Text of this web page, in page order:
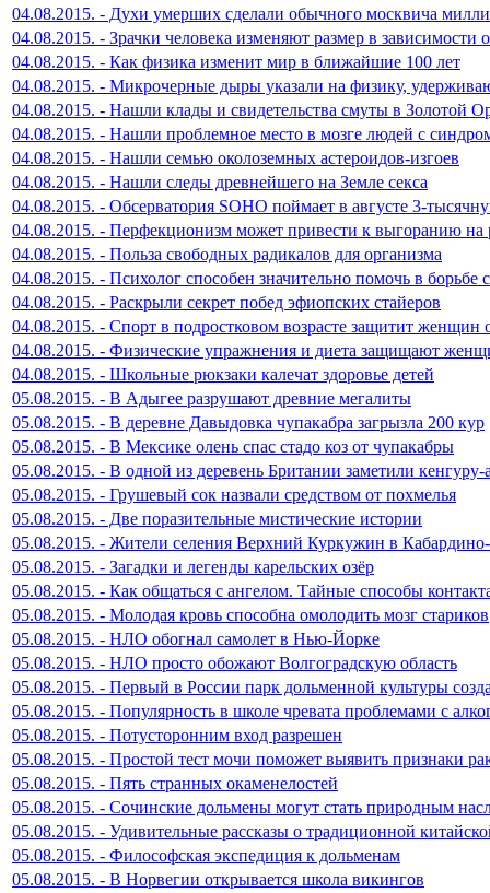
04.08.2015. - Духи умерших сделали обычного москвича
04.08.2015. - Зрачки человека изменяют размер в зависимости
04.08.2015. - Как физика изменит мир в ближайшие 100 лет
04.08.2015. - Микрочерные дыры указали на физику,
04.08.2015. - Нашли клады и свидетельства смуты в Золотой
04.08.2015. - Нашли проблемное место в мозге людей с
04.08.2015. - Нашли семью околоземных астероидов-изгоев
04.08.2015. - Нашли следы древнейшего на Земле секса
04.08.2015. - Обсерватория SOHO поймает в августе 3-
04.08.2015. - Перфекционизм может привести к выгоранию на
04.08.2015. - Польза свободных радикалов для организма
04.08.2015. - Психолог способен значительно помочь в
04.08.2015. - Раскрыли секрет побед эфиопских стайеров
04.08.2015. - Спорт в подростковом возрасте защитит женщин
04.08.2015. - Физические упражнения и диета защищают
04.08.2015. - Школьные рюкзаки калечат здоровье детей
05.08.2015. - В Адыгее разрушают древние мегалиты
05.08.2015. - В деревне Давыдовка чупакабра загрызла 200 кур
05.08.2015. - В Мексике олень спас стадо коз от чупакабры
05.08.2015. - В одной из деревень Британии заметили кенгуру-
05.08.2015. - Грушевый сок назвали средством от похмелья
05.08.2015. - Две поразительные мистические истории
05.08.2015. - Жители селения Верхний Куркужин в
05.08.2015. - Загадки и легенды карельских озёр
05.08.2015. - Как общаться с ангелом. Тайные способы
05.08.2015. - Молодая кровь способна омолодить мозг стариков
05.08.2015. - НЛО обогнал самолет в Нью-Йорке
05.08.2015. - НЛО просто обожают Волгоградскую область
05.08.2015. - Первый в России парк дольменной культуры
05.08.2015. - Популярность в школе чревата проблемами с
05.08.2015. - Потусторонним вход разрешен
05.08.2015. - Простой тест мочи поможет выявить признаки
05.08.2015. - Пять странных окаменелостей
05.08.2015. - Сочинские дольмены могут стать природным
05.08.2015. - Удивительные рассказы о традиционной
05.08.2015. - Философская экспедиция к дольменам
05.08.2015. - В Норвегии открывается школа викингов